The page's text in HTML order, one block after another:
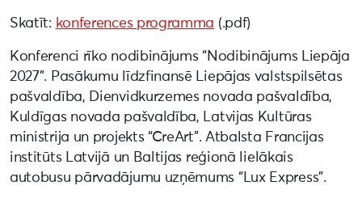
Skatīt: konferences programma (.pdf)
Konferenci rīko nodibinājums “Nodibinājums Liepāja
2027”. Pasākumu līdzfinansē Liepājas valstspilsētas
pašvaldība, Dienvidkurzemes novada pašvaldība,
Kuldīgas novada pašvaldība, Latvijas Kultūras
ministrija un projekts “CreArt”. Atbalsta Francijas
institūts Latvijā un Baltijas reģionā lielākais
autobusu pārvadājumu uzņēmums “Lux Express”.